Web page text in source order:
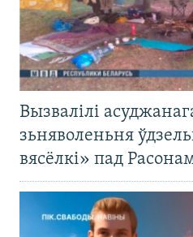
Вызвалілі
зьняволеньня
вясёлкі» пад